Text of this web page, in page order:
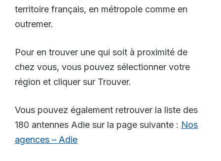
territoire français, en métropole comme en
outremer.
Pour en trouver une qui soit à proximité de
chez vous, vous pouvez sélectionner votre
région et cliquer sur Trouver.
Vous pouvez également retrouver la liste des
180 antennes Adie sur la page suivante : Nos
agences – Adie